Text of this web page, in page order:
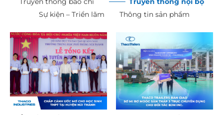
Sự kiện – Triển lãm
Thông tin sản phẩm